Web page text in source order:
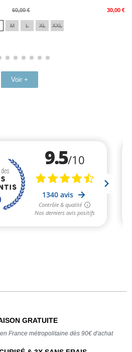
60,00 € 30,00 €
M L XL XXL
Voir +
GRATUITE
France métropolitaine dès 90€ d'achat